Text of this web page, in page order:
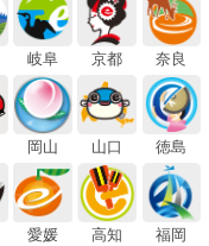
岐阜 京都 奈良
岡山 山口 徳島
愛媛 高知 福岡